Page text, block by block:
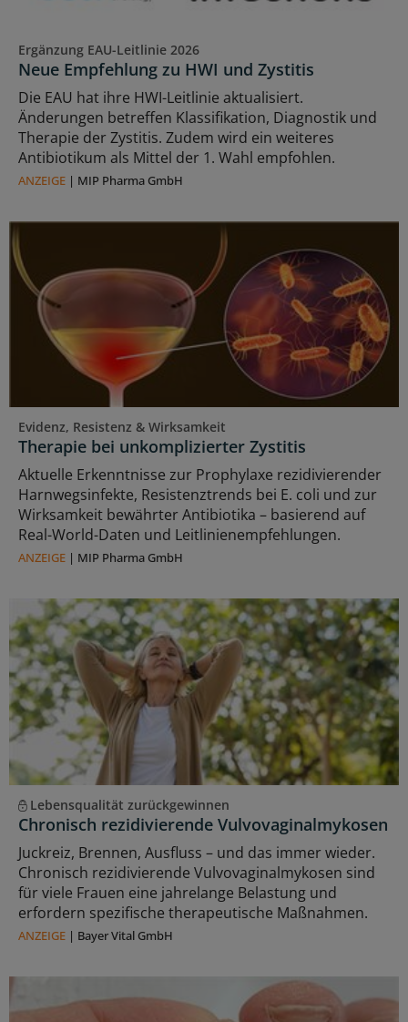
Ergänzung EAU-Leitlinie 2026
Neue Empfehlung zu HWI und Zystitis
Die EAU hat ihre HWI-Leitlinie aktualisiert.
Änderungen betreffen Klassifikation, Diagnostik und
Therapie der Zystitis. Zudem wird ein weiteres
Antibiotikum als Mittel der 1. Wahl empfohlen.
ANZEIGE | MIP Pharma GmbH
Evidenz, Resistenz & Wirksamkeit
Therapie bei unkomplizierter Zystitis
Aktuelle Erkenntnisse zur Prophylaxe rezidivierender
Harnwegsinfekte, Resistenztrends bei E. coli und zur
Wirksamkeit bewährter Antibiotika – basierend auf
Real-World-Daten und Leitlinienempfehlungen.
ANZEIGE | MIP Pharma GmbH
Lebensqualität zurückgewinnen
Chronisch rezidivierende Vulvovaginalmykosen
Juckreiz, Brennen, Ausfluss – und das immer wieder.
Chronisch rezidivierende Vulvovaginalmykosen sind
für viele Frauen eine jahrelange Belastung und
erfordern spezifische therapeutische Maßnahmen.
ANZEIGE | Bayer Vital GmbH